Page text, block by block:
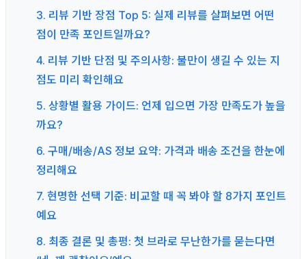
3. 리뷰 기반 장점 Top 5: 실제 리뷰를 살펴보면 어떤
점이 만족 포인트일까요?
4. 리뷰 기반 단점 및 주의사항: 불만이 생길 수 있는 지
점도 미리 확인해요
5. 상황별 활용 가이드: 언제 입으면 가장 만족도가 높을
까요?
6. 구매/배송/AS 정보 요약: 가격과 배송 조건을 한눈에
정리해요
7. 현명한 선택 기준: 비교할 때 꼭 봐야 할 8가지 포인트
예요
8. 최종 결론 및 총평: 첫 브라로 무난한가를 묻는다면